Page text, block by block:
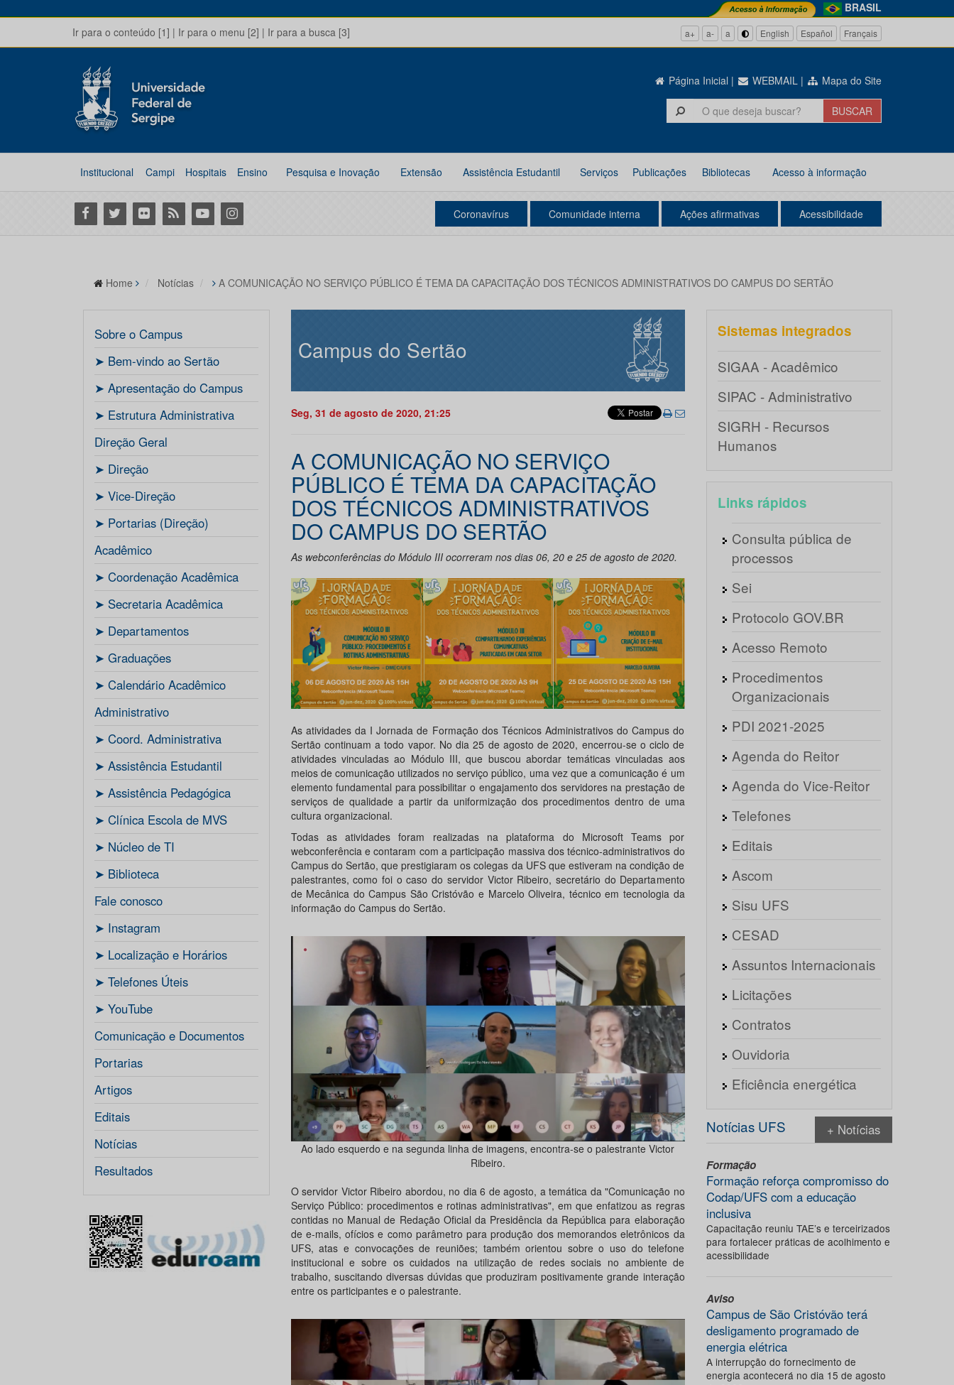
BRASIL
Ir para o conteúdo [1] | Ir para o menu [2] | Ir para a busca [3] a+ a- a English Español Français
Página Inicial | WEBMAIL | Mapa do Site
Institucional Campi Hospitais Ensino Pesquisa e Inovação Extensão Assistência Estudantil Serviços Publicações Bibliotecas Acesso à informação
Facebook
Twitter Flickr RSS YoutubeInstagram Coronavírus Comunidade interna Ações afirmativas Acessibilidade
Home Notícias A COMUNICAÇÃO NO SERVIÇO PÚBLICO É TEMA DA CAPACITAÇÃO DOS TÉCNICOS ADMINISTRATIVOS DO CAMPUS DO SERTÃO
Sobre o Campus
ㅤ➤ Bem-vindo ao Sertão
ㅤ➤ Apresentação do Campus
ㅤ➤ Estrutura Administrativa
Direção Geral
ㅤ➤ Direção
ㅤ➤ Vice-Direção
ㅤ➤ Portarias (Direção)
Acadêmico
ㅤ➤ Coordenação Acadêmica
ㅤㅤ➤ Secretaria Acadêmica
ㅤ➤ Departamentos
ㅤ➤ Graduações
ㅤ➤ Calendário Acadêmico
Administrativo
ㅤ➤ Coord. Administrativa
ㅤ➤ Assistência Estudantil
ㅤ➤ Assistência Pedagógica
ㅤ➤ Clínica Escola de MVS
ㅤ➤ Núcleo de TI
ㅤ➤ Biblioteca
Fale conosco
ㅤ➤ Instagram
ㅤ➤ Localização e Horários
ㅤ➤ Telefones Úteis
ㅤ➤ YouTube
Comunicação e Documentos
Portarias
Artigos
Editais
Notícias
Resultados
Campus do Sertão
Seg, 31 de agosto de 2020, 21:25
A COMUNICAÇÃO NO SERVIÇO
PÚBLICO É TEMA DA CAPACITAÇÃO
DOS TÉCNICOS ADMINISTRATIVOS
DO CAMPUS DO SERTÃO
As webconferências do Módulo III ocorreram nos dias 06, 20 e 25 de agosto de 2020.
As atividades da I Jornada de Formação dos Técnicos Administrativos do Campus do
Sertão continuam a todo vapor. No dia 25 de agosto de 2020, encerrou-se o ciclo de
atividades vinculadas ao Módulo III, que buscou abordar temáticas vinculadas aos
meios de comunicação utilizados no serviço público, uma vez que a comunicação é um
elemento fundamental para possibilitar o engajamento dos servidores na prestação de
serviços de qualidade a partir da uniformização dos procedimentos dentro de uma
cultura organizacional.
Todas as atividades foram realizadas na plataforma do Microsoft Teams por
webconferência e contaram com a participação massiva dos técnico-administrativos do
Campus do Sertão, que prestigiaram os colegas da UFS que estiveram na condição de
palestrantes, como foi o caso do servidor Victor Ribeiro, secretário do Departamento
de Mecânica do Campus São Cristóvão e Marcelo Oliveira, técnico em tecnologia da
informação do Campus do Sertão.
Ao lado esquerdo e na segunda linha de imagens, encontra-se o palestrante Victor
Ribeiro.
O servidor Victor Ribeiro abordou, no dia 6 de agosto, a temática da "Comunicação no
Serviço Público: procedimentos e rotinas administrativas", em que enfatizou as regras
contidas no Manual de Redação Oficial da Presidência da República para elaboração
de e-mails, ofícios e como parâmetro para produção dos memorandos eletrônicos da
UFS, atas e convocações de reuniões; também orientou sobre o uso do telefone
institucional e sobre os cuidados na utilização de redes sociais no ambiente de
trabalho, suscitando diversas dúvidas que produziram positivamente grande interação
entre os participantes e o palestrante.
Sistemas integrados
SIGAA - Acadêmico
SIPAC - Administrativo
SIGRH - Recursos
Humanos
Links rápidos
Consulta pública de
processos
Sei
Protocolo GOV.BR
Acesso Remoto
Procedimentos
Organizacionais
PDI 2021-2025
Agenda do Reitor
Agenda do Vice-Reitor
Telefones
Editais
Ascom
Sisu UFS
CESAD
Assuntos Internacionais
Licitações
Contratos
Ouvidoria
Eficiência energética
Notícias UFS + Notícias
Formação
Formação reforça compromisso do
Codap/UFS com a educação
inclusiva
Capacitação reuniu TAE’s e terceirizados
para fortalecer práticas de acolhimento e
acessibilidade
Aviso
Campus de São Cristóvão terá
desligamento programado de
energia elétrica
A interrupção do fornecimento de
energia acontecerá no dia 15 de agosto